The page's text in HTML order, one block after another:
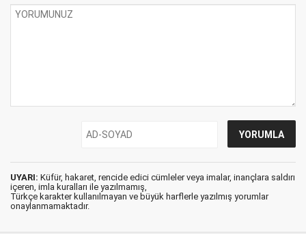
UYARI: Küfür, hakaret, rencide edici cümleler veya imalar, inançlara saldırı
içeren, imla kuralları ile yazılmamış,
Türkçe karakter kullanılmayan ve büyük harflerle yazılmış yorumlar
onaylanmamaktadır.